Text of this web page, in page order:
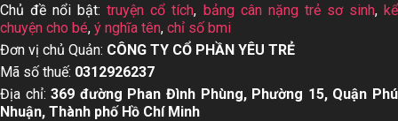
Chủ đề nổi bật:truyện cổ tích, bảng cân nặng trẻ sơ sinh,kể
chuyện cho bé, ý nghĩa tên, chỉ số bmi
Đơn vị chủ Quản: CÔNG TY CỔ PHẦN YÊU TRẺ
Mã số thuế: 0312926237
Địa chỉ:369 đường Phan Đình Phùng, Phường 15, Quận Phú
Nhuận, Thành phố Hồ Chí Minh